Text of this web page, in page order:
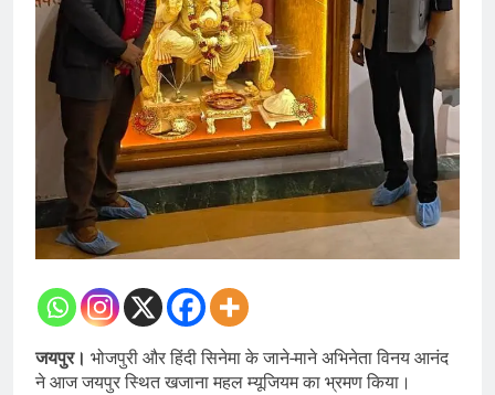
जयपुर। भोजपुरी और हिंदी सिनेमा के जाने-माने अभिनेता विनय आनंद
ने आज जयपुर स्थित खजाना महल म्यूजियम का भ्रमण किया।